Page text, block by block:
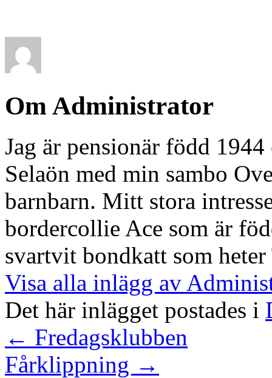
Om Administrator
Jag är pensionär född
Selaön med min sambo
barnbarn. Mitt stora
bordercollie Ace som är
svartvit bondkatt som heter
Visa alla inlägg av
Det här inlägget postades i
← Fredagsklubben
Fårklippning →